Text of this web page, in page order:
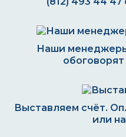
Наши
Выставляем счёт.
или